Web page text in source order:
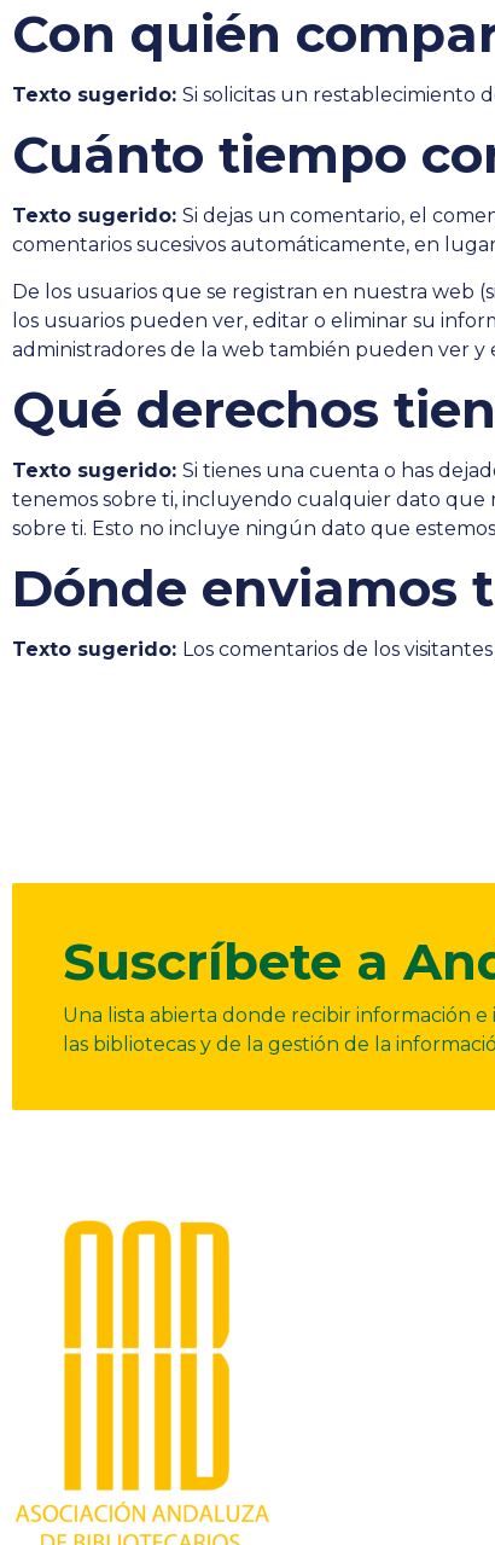
Con quién
Texto sugerido: Si solicitas un restablecimiento
Cuánto tiempo
Texto sugerido: Si dejas un comentario, el
comentarios sucesivos automáticamente, en
De los usuarios que se registran en nuestra web
los usuarios pueden ver, editar o eliminar su
administradores de la web también pueden ver y
Qué derechos
Texto sugerido: Si tienes una cuenta o has
tenemos sobre ti, incluyendo cualquier dato que
sobre ti. Esto no incluye ningún dato que
Dónde enviamos
Texto sugerido: Los comentarios de los
Suscríbete a
Una lista abierta donde recibir información
las bibliotecas y de la gestión de la